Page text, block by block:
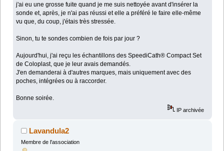
j'ai eu une grosse fuite quand je me suis nettoyée avant d'insérer la
sonde et, après, je n'ai pas réussi et elle a préféré le faire elle-même
vu que, du coup, j'étais très stressée.
Sinon, tu te sondes combien de fois par jour ?
Aujourd'hui, j'ai reçu les échantillons des SpeediCath® Compact Set
de Coloplast, que je leur avais demandés.
J'en demanderai à d'autres marques, mais uniquement avec des
poches, intégrées ou à raccorder.
Bonne soirée.
IP archivée
Lavandula2
Membre de l'association